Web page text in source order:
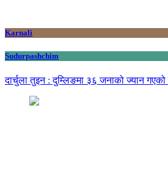
Karnali
Sudurpashchim
दार्चुला तुइन : दुम्लिङमा ३६ जनाको ज्यान गएको